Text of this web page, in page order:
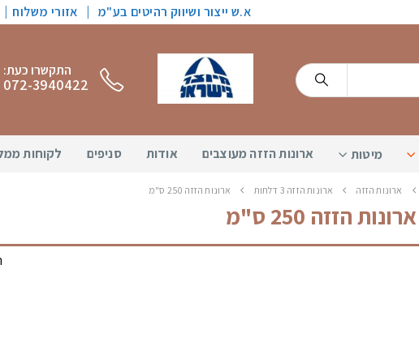
א.ש ייצור ושיווק רהיטים בע"מ | אזורי משלוח
התקשרו כעת:
072-3940422
מיטות ארונות הזזה מעוצבים אודות סניפים לקוחות
ארונות הזזה ארונות הזזה 3 דלתות ארונות הזזה 250 ס"מ
ארונות הזזה 250 ס"מ